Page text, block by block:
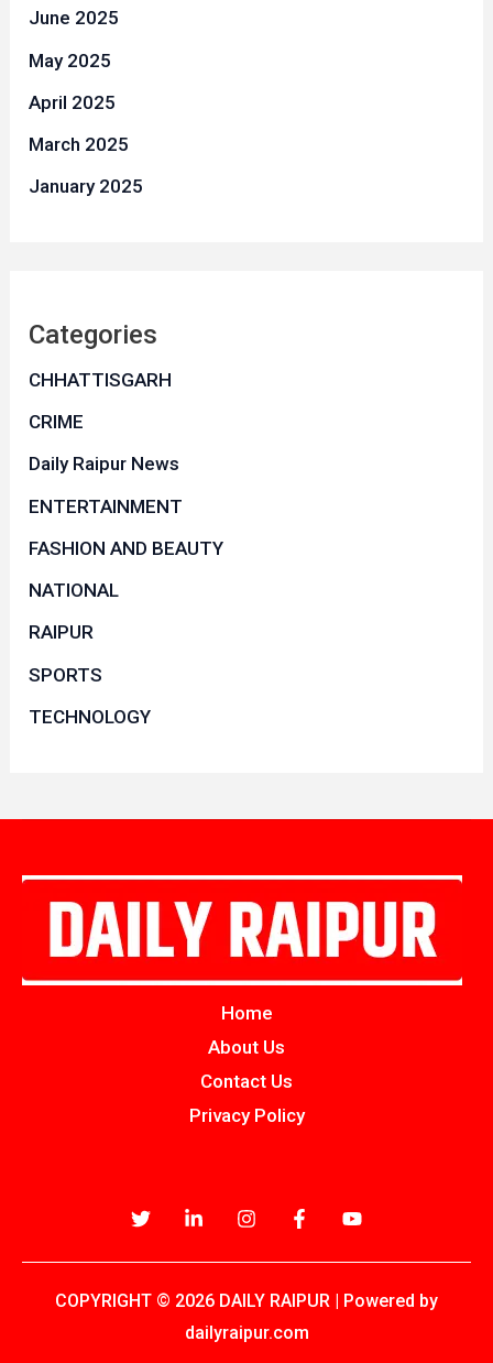
June 2025
May 2025
April 2025
March 2025
January 2025
Categories
CHHATTISGARH
CRIME
Daily Raipur News
ENTERTAINMENT
FASHION AND BEAUTY
NATIONAL
RAIPUR
SPORTS
TECHNOLOGY
Home
About Us
Contact Us
Privacy Policy
COPYRIGHT © 2026 DAILY RAIPUR | Powered by
dailyraipur.com